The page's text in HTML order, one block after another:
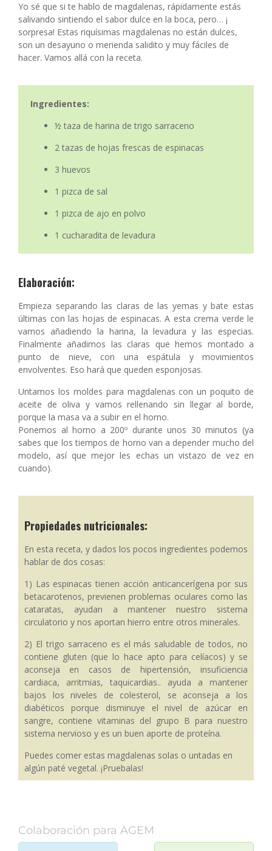
Yo sé que si te hablo de magdalenas, rápidamente estás
salivando sintiendo el sabor dulce en la boca, pero… ¡
sorpresa! Estas riquísimas magdalenas no están dulces,
son un desayuno o merienda salidito y muy fáciles de
hacer. Vamos allá con la receta.
Ingredientes:
½ taza de harina de trigo sarraceno
2 tazas de hojas frescas de espinacas
3 huevos
1 pizca de sal
1 pizca de ajo en polvo
1 cucharadita de levadura
Elaboración:
Empieza separando las claras de las yemas y bate estas
últimas con las hojas de espinacas. A esta crema verde le
vamos añadiendo la harina, la levadura y las especias.
Finalmente añadimos las claras que hemos montado a
punto de nieve, con una espátula y movimientos
envolventes. Eso hará que queden esponjosas.
Untamos los moldes para magdalenas con un poquito de
aceite de oliva y vamos rellenando sin llegar al borde,
porque la masa va a subir en el horno.
Ponemos al horno a 200º durante unos 30 minutos (ya
sabes que los tiempos de horno van a depender mucho del
modelo, así que mejor les echas un vistazo de vez en
cuando).
Propiedades nutricionales:
En esta receta, y dados los pocos ingredientes podemos
hablar de dos cosas:
1) Las espinacas tienen acción anticancerígena por sus
betacarotenos, previenen problemas oculares como las
cataratas, ayudan a mantener nuestro sistema
circulatorio y nos aportan hierro entre otros minerales.
2) El trigo sarraceno es el más saludable de todos, no
contiene gluten (que lo hace apto para celíacos) y se
aconseja en casos de hipertensión, insuficiencia
cardiaca, arritmias, taquicardias.. ayuda a mantener
bajos los niveles de colesterol, se aconseja a los
diabéticos porque disminuye el nivel de azúcar en
sangre, contiene vitaminas del grupo B para nuestro
sistema nervioso y es un buen aporte de proteína.
Puedes comer estas magdalenas solas o untadas en
algún paté vegetal. ¡Pruebalas!
Colaboración para AGEM